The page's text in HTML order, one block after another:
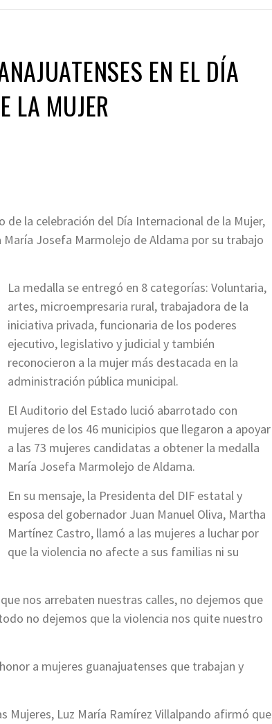
EN EL DÍA
LA MUJER
de la celebración del Día Internacional de la Mujer,
Josefa Marmolejo de Aldama por su trabajo
La medalla se entregó en 8 categorías: Voluntaria,
artes, microempresaria rural, trabajadora de la
iniciativa privada, funcionaria de los poderes
ejecutivo, legislativo y judicial y también
reconocieron a la mujer más destacada en la
administración pública municipal.
El Auditorio del Estado lució abarrotado con
mujeres de los 46 municipios que llegaron a apoyar
a las 73 mujeres candidatas a obtener la medalla
María Josefa Marmolejo de Aldama.
En su mensaje, la Presidenta del DIF estatal y
esposa del gobernador Juan Manuel Oliva, Martha
Martínez Castro, llamó a las mujeres a luchar por
que la violencia no afecte a sus familias ni su
nos arrebaten nuestras calles, no dejemos que
no dejemos que la violencia nos quite nuestro
a mujeres guanajuatenses que trabajan y
Luz María Ramírez Villalpando afirmó que